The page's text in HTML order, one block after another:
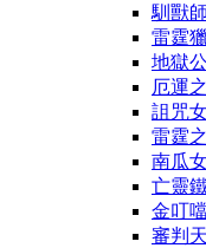
馴獸師
雷霆
地獄
厄運
詛咒
雷霆
南瓜
亡靈
金叮
審判